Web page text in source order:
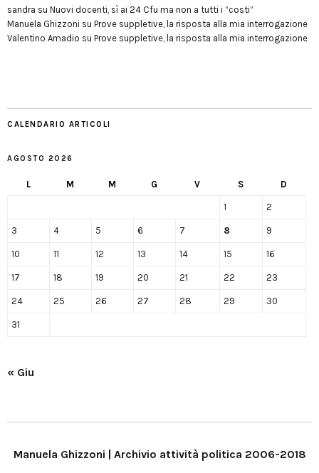
sandra su Nuovi docenti, sì ai 24 Cfu ma non a tutti i “costi”
Manuela Ghizzoni su Prove suppletive, la risposta alla mia interrogazione
Valentino Amadio su Prove suppletive, la risposta alla mia interrogazione
CALENDARIO ARTICOLI
AGOSTO 2026
L M M G V S D
1 2
3 4 5 6 7 8 9
10 11 12 13 14 15 16
17 18 19 20 21 22 23
24 25 26 27 28 29 30
31
« Giu
Manuela Ghizzoni | Archivio attività politica 2006-2018